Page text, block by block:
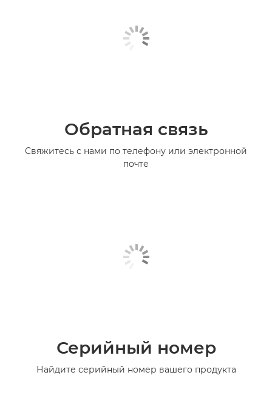
Обратная связь
Свяжитесь с нами по телефону или электронной
почте
Серийный номер
Найдите серийный номер вашего продукта